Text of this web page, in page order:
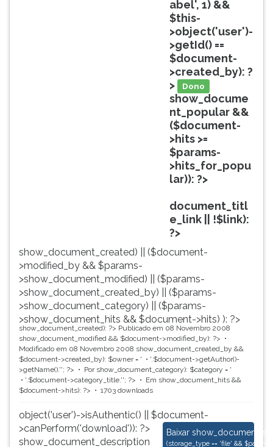
abel', 1) &&
$this-
>object('user')-
>getId() ==
$document-
>created_by): ?
>
Dono
show_docume
nt_popular &&
($document-
>hits >=
$params-
>hits_for_popu
lar)): ?>
document_titl
e_link || !$link):
?>
show_document_created) || ($document-
>modified_by && $params-
>show_document_modified) || ($params-
>show_document_created_by) || ($params-
>show_document_category) || ($params-
>show_document_hits && $document->hits) ): ?>
show_document_created): ?> Publicado em 08 Novembro 2008
show_document_modified && $document->modified_by): ?>
Modificado em 08 Novembro 2008 show_document_created_by &&
$document->created_by): $owner = '
'.$document->getAuthor()-
>getName().''; ?> Por show_document_category): $category = '
'.$document->category_title.''; ?> Em show_document_hits &&
$document->hits): ?>
1703 downloads
object('user')->isAuthentic() || $document-
>canPerform('download')): ?>
Baixar Alexandre
(storage_type == 'file' &&
show_document_description